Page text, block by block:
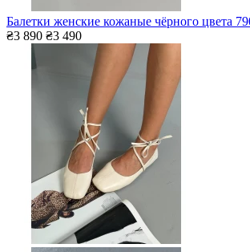
Балетки женские кожаные чёрного цвета
₴3 890 ₴3 490